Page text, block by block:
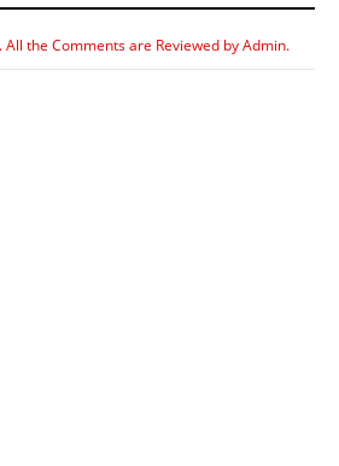
the Comments are Reviewed by Admin.